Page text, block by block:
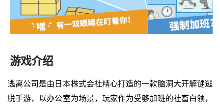
游戏介绍
逃离公司是由日本株式会社精心打造的一款脑洞大开解谜逃
脱手游，以办公室为场景，玩家作为受够加班的社畜白领，